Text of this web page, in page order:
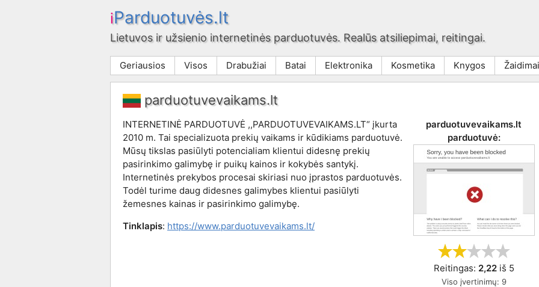
iParduotuvės.lt
Lietuvos ir užsienio internetinės parduotuvės. Realūs atsiliepimai, reitingai.
Geriausios Visos Drabužiai Batai Elektronika Kosmetika Knygos Žaidimai
parduotuvevaikams.lt
parduotuvevaikams.lt
parduotuvė:
Reitingas: 2,22iš 5
Viso įvertinimų: 9
INTERNETINĖ PARDUOTUVĖ ,,PARDUOTUVEVAIKAMS.LT“ įkurta
2010 m. Tai specializuota prekių vaikams ir kūdikiams parduotuvė.
Mūsų tikslas pasiūlyti potencialiam klientui didesnę prekių
pasirinkimo galimybę ir puikų kainos ir kokybės santykį.
Internetinės prekybos procesai skiriasi nuo įprastos parduotuvės.
Todėl turime daug didesnes galimybes klientui pasiūlyti
žemesnes kainas ir pasirinkimo galimybę.
Tinklapis: https://www.parduotuvevaikams.lt/